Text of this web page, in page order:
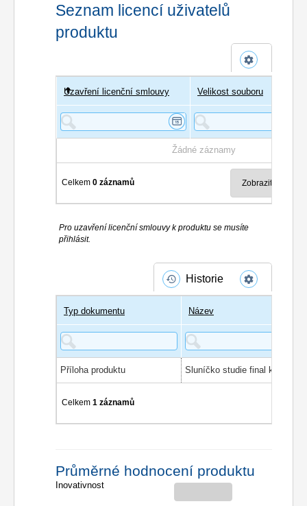
Seznam licencí uživatelů
produktu
Uživatel
Uzavření licenční smlouvy Velikost souboru
Žádné záznamy
Celkem0 záznamů
Pro uzavření licenční smlouvy k produktu se musíte
přihlásit.
Historie
Typ dokumentu Název
Příloha produktu Sluníčko studie final k ZMZ
Celkem1 záznamů
Průměrné hodnocení produktu
Inovativnost